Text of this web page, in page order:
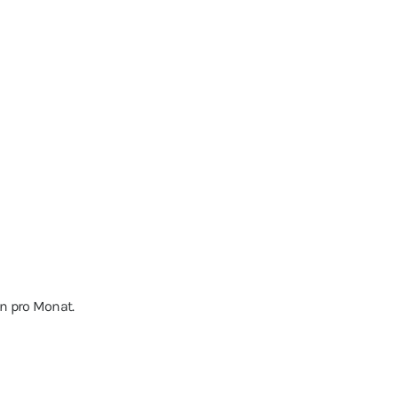
pro Monat.